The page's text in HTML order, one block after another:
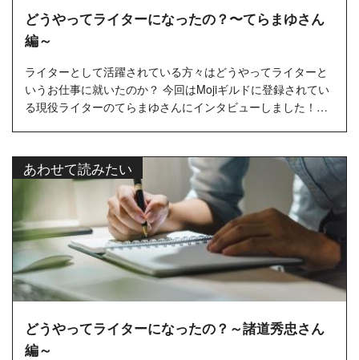
どうやってライターになったの？〜てらまゆさん
編～
ライターとして活躍されている方々はどうやってライターと
いうお仕事に就いたのか？ 今回はMojiギルドに登録されてい
る現役ライターのてらまゆさんにインタビューしました！…
あわせて読みたい
どうやってライターになったの？～諸道秀忠さん
編～